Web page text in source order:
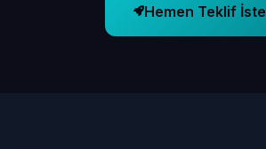
Hemen Teklif İste